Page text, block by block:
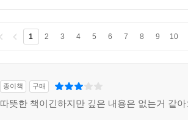
1 2 3 4 5 6 7 8 9 10
종이책 구매
따뜻한 책이긴하지만 깊은 내용은 없는거 같아